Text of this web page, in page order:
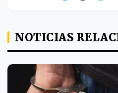
NOTICIAS